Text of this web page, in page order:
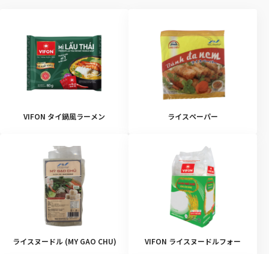
VIFON タイ鍋風ラーメン ライスペーパー
ライスヌードル (MY GAO CHU) VIFON ライスヌードルフォー